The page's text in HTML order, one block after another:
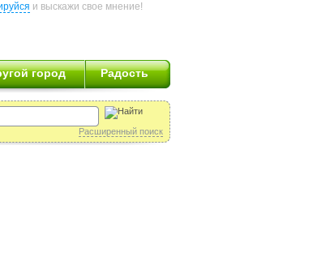
и выскажи свое мнение!
город Радость
Расширенный поиск